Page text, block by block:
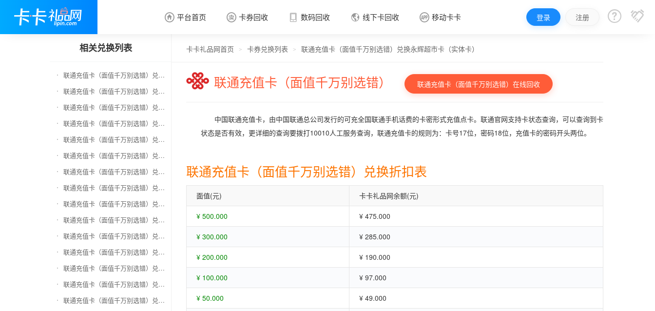
 平台首页  卡券回收
 卡券回收
 数码回收  线下卡回收  移动卡卡 登录 注册  
相关兑换列表
联通充值卡（面值千万别选错）兑换京东E卡
联通充值卡（面值千万别选错）兑换中石化加油卡
联通充值卡（面值千万别选错）兑换移动充值卡（面值千万别选错）
联通充值卡（面值千万别选错）兑换电信充值卡（面值千万别选错）
联通充值卡（面值千万别选错）兑换京东钢镚
联通充值卡（面值千万别选错）兑换中石化加油卡无卡号（面值千万别选错）
联通充值卡（面值千万别选错）兑换中石油全国充值卡
联通充值卡（面值千万别选错）兑换京东领货码
联通充值卡（面值千万别选错）兑换京东超市卡
联通充值卡（面值千万别选错）兑换苏宁易购礼品卡
联通充值卡（面值千万别选错）兑换骏网一卡通
联通充值卡（面值千万别选错）兑换骏网乐充
联通充值卡（面值千万别选错）兑换汇元智付卡
联通充值卡（面值千万别选错）兑换携程任我行
联通充值卡（面值千万别选错）兑换中欣卡(中欣通卡)
卡卡礼品网首页 > 卡券兑换列表 > 联通充值卡（面值千万别选错）兑换永辉超市卡（实体卡）
联通充值卡（面值千万别选错） 联通充值卡（面值千万别选错）在线回收
中国联通充值卡，由中国联通总公司发行的可充全国联通手机话费的卡密形式充值点卡。联通官网支持卡状态查询，可以查询到卡
状态是否有效，更详细的查询要拨打10010人工服务查询，联通充值卡的规则为：卡号17位，密码18位，充值卡的密码开头两位。
联通充值卡（面值千万别选错）兑换折扣表
面值(元) 卡卡礼品网余额(元)
¥ 500.000 ¥ 475.000
¥ 300.000 ¥ 285.000
¥ 200.000 ¥ 190.000
¥ 100.000 ¥ 97.000
¥ 50.000 ¥ 49.000